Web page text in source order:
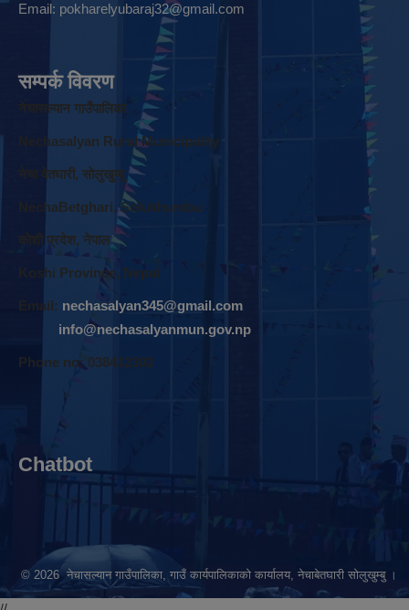
Email: pokharelyubaraj32@gmail.com
सम्पर्क विवरण
नेचासल्यान गाउँपालिका
Nechasalyan Rural Municipality
नेचा वेतघारी, साेलुखुम्बु
NechaBetghari, Solukhumbu
काेशी प्रदेश, नेपाल
Koshi Province, Nepal
Email: nechasalyan345@gmail.com
info@nechasalyanmun.gov.np
Phone no: 038412302
Chatbot
© 2026 नेचासल्यान गाउँपालिका, गाउँ कार्यपालिकाको कार्यालय, नेचाबेतघारी सोलुखुम्बु ।